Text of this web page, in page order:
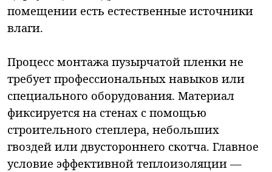
помещении есть естественные источники
влаги.
Процесс монтажа пузырчатой пленки не
требует профессиональных навыков или
специального оборудования. Материал
фиксируется на стенах с помощью
строительного степлера, небольших
гвоздей или двустороннего скотча. Главное
условие эффективной теплоизоляции —